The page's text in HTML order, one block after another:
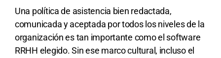
Una política de asistencia bien redactada,
comunicada y aceptada por todos los niveles de la
organización es tan importante como el software
RRHH elegido. Sin ese marco cultural, incluso el